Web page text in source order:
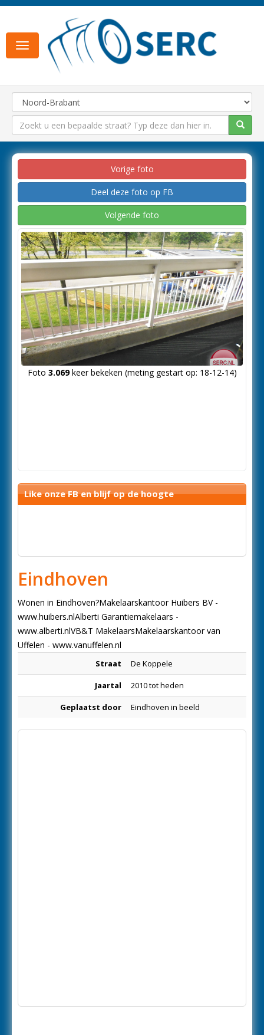
Toggle
navigation
Vorige foto
Deel deze foto op FB
Volgende foto
Foto 3.069keer bekeken (meting gestart op: 18-12-14)
Like onze FB en blijf op de hoogte
Eindhoven
Wonen in Eindhoven?Makelaarskantoor Huibers BV -
www.huibers.nlAlberti Garantiemakelaars -
www.alberti.nlVB&T MakelaarsMakelaarskantoor van
Uffelen - www.vanuffelen.nl
Straat De Koppele
Jaartal 2010 tot heden
Geplaatst door Eindhoven in beeld